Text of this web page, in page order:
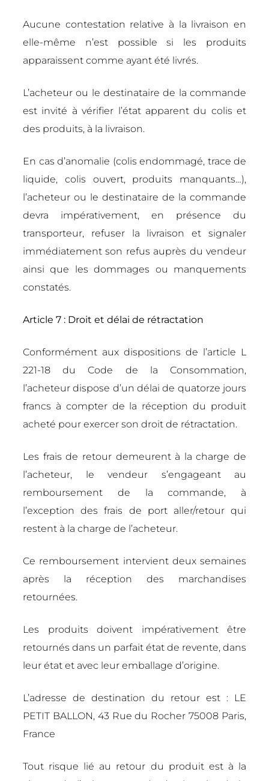
Aucune contestation relative à la livraison en
elle-même n’est possible si les produits
apparaissent comme ayant été livrés.
L’acheteur ou le destinataire de la commande
est invité à vérifier l’état apparent du colis et
des produits, à la livraison.
En cas d’anomalie (colis endommagé, trace de
liquide, colis ouvert, produits manquants…),
l’acheteur ou le destinataire de la commande
devra impérativement, en présence du
transporteur, refuser la livraison et signaler
immédiatement son refus auprès du vendeur
ainsi que les dommages ou manquements
constatés.
Article 7 : Droit et délai de rétractation
Conformément aux dispositions de l’article L
221-18 du Code de la Consommation,
l’acheteur dispose d’un délai de quatorze jours
francs à compter de la réception du produit
acheté pour exercer son droit de rétractation.
Les frais de retour demeurent à la charge de
l’acheteur, le vendeur s’engageant au
remboursement de la commande, à
l’exception des frais de port aller/retour qui
restent à la charge de l’acheteur.
Ce remboursement intervient deux semaines
après la réception des marchandises
retournées.
Les produits doivent impérativement être
retournés dans un parfait état de revente, dans
leur état et avec leur emballage d’origine.
L’adresse de destination du retour est : LE
PETIT BALLON, 43 Rue du Rocher 75008 Paris,
France
Tout risque lié au retour du produit est à la